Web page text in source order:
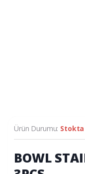
Ürün Durumu:
BOWL